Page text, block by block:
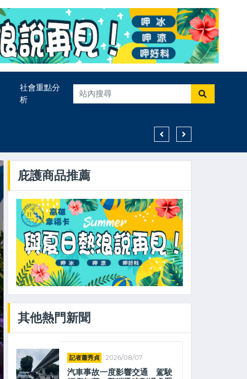
社會重點分
析
預見未來FORESEEING
庇護商品推薦
其他熱門新聞
記者蕭秀貞 2026/08/07
汽車事故一度影響交通 駕駛